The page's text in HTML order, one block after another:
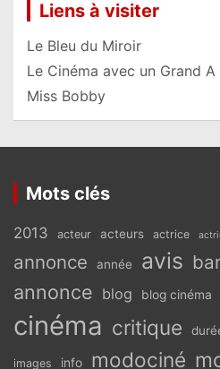
Liens à visiter
Le Bleu du Miroir
Le Cinéma avec un Grand A
Miss Bobby
Mots clés
2013 acteur acteurs actrice
annonce année avis
annonce blog blog cinéma
cinéma critique
images info modociné